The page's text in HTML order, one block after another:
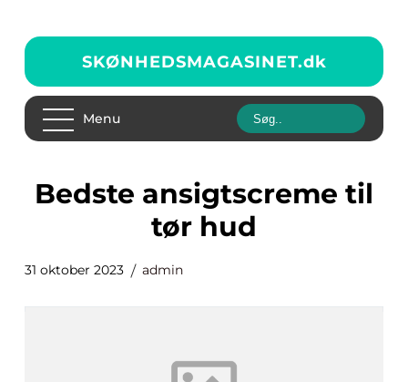
SKØNHEDSMAGASINET.dk
Menu
bedste ansigtscreme til
tør hud
31 oktober 2023 admin